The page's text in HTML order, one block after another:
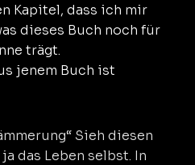
Kapitel, dass ich mir
dieses Buch noch für
trägt.
jenem Buch ist
Sieh diesen
das Leben selbst. In